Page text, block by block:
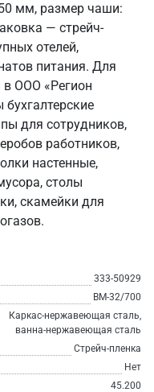
мм, размер чаши:
— стрейч-
отелей,
питания. Для
в ООО «Регион
для сотрудников,
работников,
настенные,
столы
скамейки для
333-50929
ВМ-32/700
Каркас-нержавеющая сталь,
ванна-нержавеющая сталь
Стрейч-пленка
Нет
45.200